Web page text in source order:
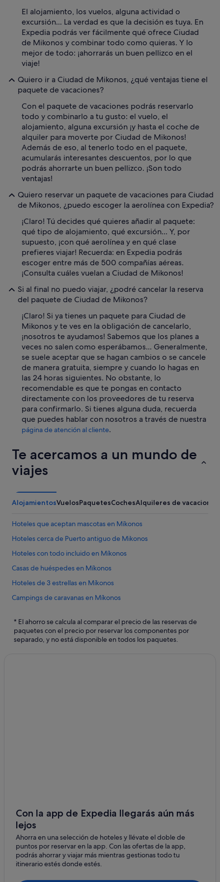
El alojamiento, los vuelos, alguna actividad o
excursión... La verdad es que la decisión es tuya. En
Expedia podrás ver fácilmente qué ofrece Ciudad
de Mikonos y combinar todo como quieras. Y lo
mejor de todo: ¡ahorrarás un buen pellizco en el
viaje!
Quiero ir a Ciudad de Mikonos, ¿qué ventajas tiene el
paquete de vacaciones?
Con el paquete de vacaciones podrás reservarlo
todo y combinarlo a tu gusto: el vuelo, el
alojamiento, alguna excursión ¡y hasta el coche de
alquiler para moverte por Ciudad de Mikonos!
Además de eso, al tenerlo todo en el paquete,
acumularás interesantes descuentos, por lo que
podrás ahorrarte un buen pellizco. ¡Son todo
ventajas!
Quiero reservar un paquete de vacaciones para Ciudad
de Mikonos, ¿puedo escoger la aerolínea con Expedia?
¡Claro! Tú decides qué quieres añadir al paquete:
qué tipo de alojamiento, qué excursión... Y, por
supuesto, ¡con qué aerolínea y en qué clase
prefieres viajar! Recuerda: en Expedia podrás
escoger entre más de 500 compañías aéreas.
¡Consulta cuáles vuelan a Ciudad de Mikonos!
Si al final no puedo viajar, ¿podré cancelar la reserva
del paquete de Ciudad de Mikonos?
¡Claro! Si ya tienes un paquete para Ciudad de
Mikonos y te ves en la obligación de cancelarlo,
¡nosotros te ayudamos! Sabemos que los planes a
veces no salen como esperábamos... Generalmente,
se suele aceptar que se hagan cambios o se cancele
de manera gratuita, siempre y cuando lo hagas en
las 24 horas siguientes. No obstante, lo
recomendable es que te pongas en contacto
directamente con los proveedores de tu reserva
para confirmarlo. Si tienes alguna duda, recuerda
que puedes hablar con nosotros a través de nuestra
página de atención al cliente.
Te acercamos a un mundo de
viajes
AlojamientosVuelosPaquetesCochesAlquileres de vacaciones
Hoteles que aceptan mascotas en Míkonos
Hoteles cerca de Puerto antiguo de Mikonos
Hoteles con todo incluido en Míkonos
Casas de huéspedes en Míkonos
Hoteles de 3 estrellas en Míkonos
Campings de caravanas en Míkonos
Hoteles con piscina en Míkonos
Apartamentos en Míkonos
Casas barco en Míkonos
Hoteles ecológicos en Míkonos
Little Venice hoteles
Hoteles de lujo en Míkonos
* El ahorro se calcula al comparar el precio de las reservas de
paquetes con el precio por reservar los componentes por
separado, y no está disponible en todos los paquetes.
Con la app de Expedia llegarás aún más
lejos
Ahorra en una selección de hoteles y llévate el doble de
puntos por reservar en la app. Con las ofertas de la app,
podrás ahorrar y viajar más mientras gestionas todo tu
itinerario estés donde estés.